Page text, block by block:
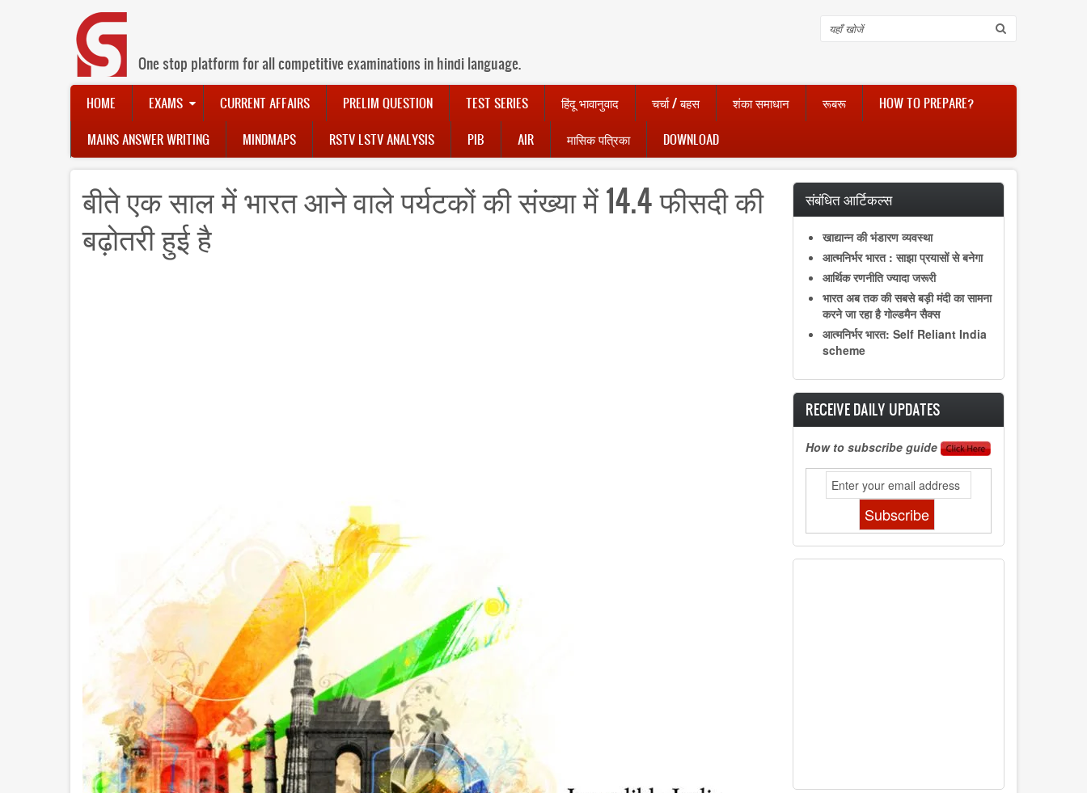
One stop platform for all competitive examinations in hindi language.
Search
Main
navigation
HOME EXAMS CURRENT AFFAIRS PRELIM QUESTION TEST SERIES हिंदू भावानुवाद चर्चा / बहस शंका समाधान रूबरू HOW TO PREPARE?
MAINS ANSWER WRITING MINDMAPS RSTV LSTV ANALYSIS PIB AIR मासिक पत्रिका DOWNLOAD
बीते एक साल में भारत आने वाले पर्यटकों की संख्या में 14.4 फीसदी की
बढ़ोतरी हुई है
संबंधित आर्टिकल्स
खाद्यान्न की भंडारण व्यवस्था
आत्मनिर्भर भारत : साझा प्रयासों से बनेगा
आर्थिक रणनीति ज्यादा जरूरी
भारत अब तक की सबसे बड़ी मंदी का सामना
करने जा रहा है गोल्डमैन सैक्स
आत्मनिर्भर भारत: Self Reliant India
scheme
RECEIVE DAILY UPDATES
How to subscribe guide